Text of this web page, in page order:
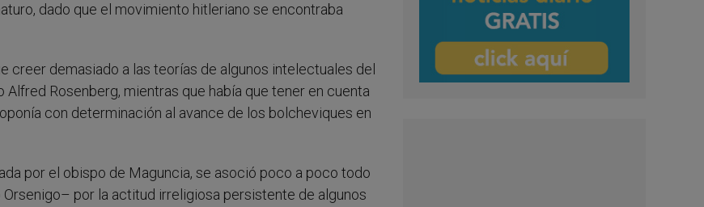
dado que el movimiento hitleriano se encontraba
creer demasiado a las teorías de algunos intelectuales del
Rosenberg, mientras que había que tener en cuenta
con determinación al avance de los bolcheviques en
por el obispo de Maguncia, se asoció poco a poco todo
por la actitud irreligiosa persistente de algunos